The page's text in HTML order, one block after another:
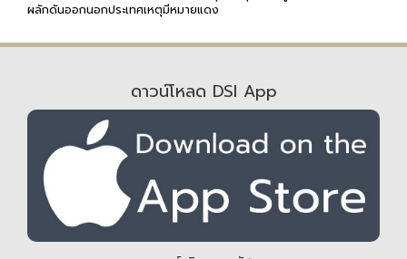
ผลักดันออกนอกประเทศเหตุมีหมายแดง
ดาวน์โหลด DSI App